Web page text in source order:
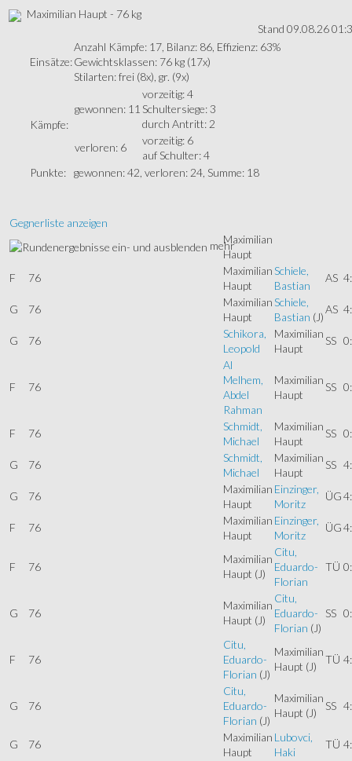
Maximilian Haupt - 76 kg
Stand 09.08.26
Einsätze:
Anzahl Kämpfe: 17, Bilanz: 86, Effizienz: 63%
Gewichtsklassen: 76 kg (17x)
Stilarten: frei (8x), gr. (9x)
Kämpfe:
gewonnen: 11
vorzeitig: 4
Schultersiege: 3
durch Antritt: 2
verloren: 6
vorzeitig: 6
auf Schulter: 4
Punkte: gewonnen: 42, verloren: 24, Summe: 18
Gegnerliste anzeigen
mehrMaximilian
Haupt
F
76
Maximilian
Haupt
Schiele,
Bastian
AS
G 76
Maximilian
Haupt
Schiele,
Bastian (J)
AS
G 76
Schikora,
Leopold
Maximilian
Haupt
SS
F 76
Al
Melhem,
Abdel
Rahman
Maximilian
Haupt
SS
F 76
Schmidt,
Michael
Maximilian
Haupt
SS
G 76
Schmidt,
Michael
Maximilian
Haupt
SS
G 76
Maximilian
Haupt
Einzinger,
Moritz
ÜG
F 76
Maximilian
Haupt
Einzinger,
Moritz
ÜG
F 76
Maximilian
Haupt (J)
Citu,
Eduardo-
Florian
TÜ
G 76
Maximilian
Haupt (J)
Citu,
Eduardo-
Florian (J)
SS
F 76
Citu,
Eduardo-
Florian (J)
Maximilian
Haupt (J)
TÜ
G 76
Citu,
Eduardo-
Florian (J)
Maximilian
Haupt (J)
SS
G 76
Maximilian
Haupt
Lubovci,
Haki
TÜ